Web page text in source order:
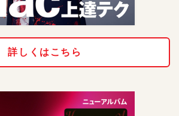
詳しくはこちら